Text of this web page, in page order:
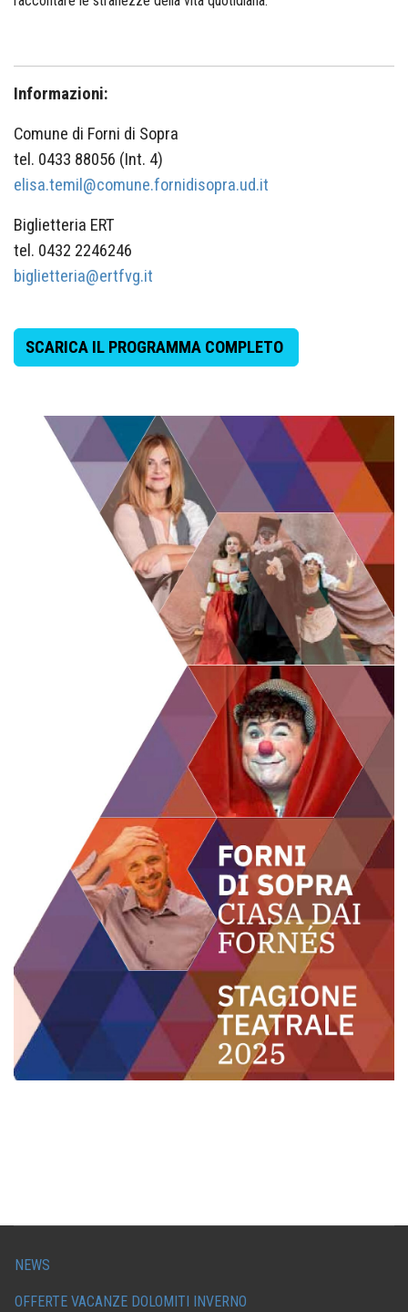
Informazioni:
Comune di Forni di Sopra
tel. 0433 88056 (Int. 4)
elisa.temil@comune.fornidisopra.ud.it
Biglietteria ERT
tel. 0432 2246246
biglietteria@ertfvg.it
SCARICA IL PROGRAMMA COMPLETO
NEWS
OFFERTE VACANZE DOLOMITI INVERNO